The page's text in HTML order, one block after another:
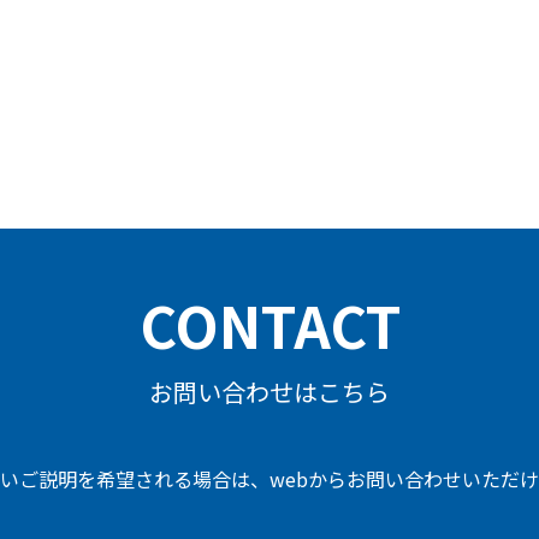
CONTACT
お問い合わせはこちら
ご説明を希望される場合は、 webからお問い合わせいただ